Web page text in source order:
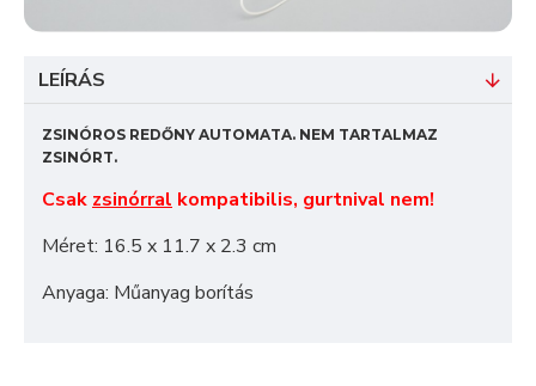
LEÍRÁS
ZSINÓROS REDŐNY AUTOMATA. NEM TARTALMAZ
ZSINÓRT.
Csak zsinórral kompatibilis, gurtnival nem!
Méret: 16.5 x 11.7 x 2.3 cm
Anyaga: Műanyag borítás